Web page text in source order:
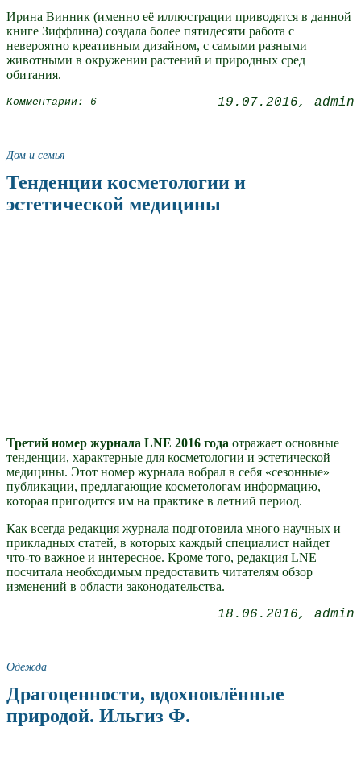
Ирина Винник (именно её иллюстрации приводятся в данной
книге Зиффлина) создала более пятидесяти работа с
невероятно креативным дизайном, с самыми разными
животными в окружении растений и природных сред
обитания.
Комментарии: 6 19.07.2016 admin
Дом и семья
Тенденции косметологии и
эстетической медицины
Третий номер журнала LNE 2016 года отражает основные
тенденции, характерные для косметологии и эстетической
медицины. Этот номер журнала вобрал в себя «сезонные»
публикации, предлагающие косметологам информацию,
которая пригодится им на практике в летний период.
Как всегда редакция журнала подготовила много научных и
прикладных статей, в которых каждый специалист найдет
что-то важное и интересное. Кроме того, редакция LNЕ
посчитала необходимым предоставить читателям обзор
изменений в области законодательства.
18.06.2016 admin
Одежда
Драгоценности, вдохновлённые
природой. Ильгиз Ф.